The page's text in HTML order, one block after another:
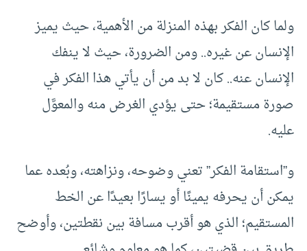
ولما كان الفكر بهذه المنزلة من الأهمية، حيث يميز
الإنسان عن غيره.. ومن الضرورة، حيث لا ينفك
الإنسان عنه.. كان لا بد من أن يأتي هذا الفكر في
صورة مستقيمة؛ حتى يؤدي الغرض منه والمعوَّل
عليه.
و”استقامة الفكر” تعني وضوحه، ونزاهته، وبُعده عما
يمكن أن يحرفه يمينًا أو يسارًا بعيدًا عن الخط
المستقيم؛ الذي هو أقرب مسافة بين نقطتين، وأوضح